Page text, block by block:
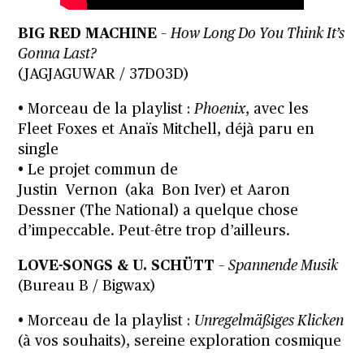
BIG RED MACHINE –How Long Do You Think It’s
Gonna Last?
(JAGJAGUWAR / 37D03D)
• Morceau de la playlist :Phoenix, avec les
Fleet Foxes et Anaïs Mitchell, déjà paru en
single
• Le projet commun de
Justin Vernon (aka Bon Iver) et Aaron
Dessner (The National) a quelque chose
d’impeccable. Peut-être trop d’ailleurs.
LOVE-SONGS & U. SCHÜTT –Spannende Musik
(Bureau B / Bigwax)
• Morceau de la playlist : Unregelmäßiges Klicken
(à vos souhaits), sereine exploration cosmique